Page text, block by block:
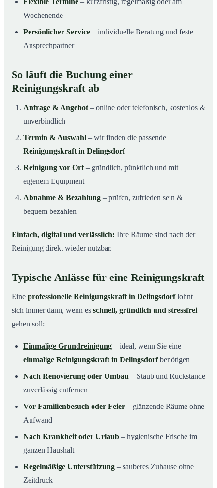
Wochenende
Persönlicher Service – individuelle Beratung und feste
Ansprechpartner
So läuft die Buchung einer
Reinigungskraft ab
Anfrage & Angebot – online oder telefonisch, kostenlos &
unverbindlich
Termin & Auswahl – wir finden die passende
Reinigungskraft in Delingsdorf
Reinigung vor Ort – gründlich, pünktlich und mit
eigenem Equipment
Abnahme & Bezahlung – prüfen, zufrieden sein &
bequem bezahlen
Einfach, digital und verlässlich: Ihre Räume sind nach der
Reinigung direkt wieder nutzbar.
Typische Anlässe für eine Reinigungskraft
Eine professionelle Reinigungskraft in Delingsdorflohnt
sich immer dann, wenn es schnell, gründlich und stressfrei
gehen soll:
Einmalige Grundreinigung – ideal, wenn Sie eine
einmalige Reinigungskraft in Delingsdorfbenötigen
Nach Renovierung oder Umbau – Staub und Rückstände
zuverlässig entfernen
Vor Familienbesuch oder Feier – glänzende Räume ohne
Aufwand
Nach Krankheit oder Urlaub – hygienische Frische im
ganzen Haushalt
Regelmäßige Unterstützung – sauberes Zuhause ohne
Zeitdruck